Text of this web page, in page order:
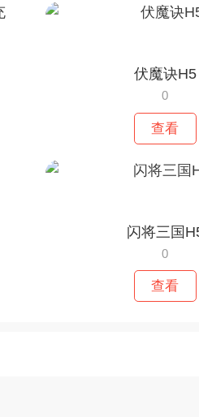
伏魔诀H5
0
查看
闪将三国
0
查看